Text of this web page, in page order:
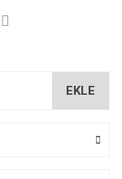
EKLE